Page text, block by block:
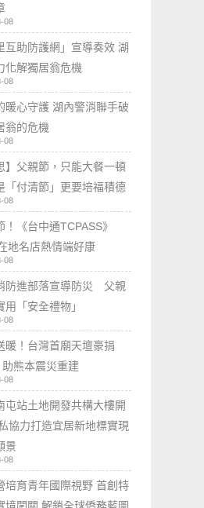
08
互助防護網」宣導奏效 湖
化解獨居翁危機
08
暖心守護 湖內警消聯手破
翁的危機
08
】父親節，只能大餐一頓
「付清節」更要培福積德
08
！《台中通TCPASS》
地名店熱情端好康
08
防進部落宣導防災 父親
用「安全禮物」
08
暖！台灣首廟天壇豪捐
助熊本震災重建
08
屯站土地開發共構大樓開
協力打造宜居新地標實現
景
08
培育青年國際視野 首創特
境闖關 解鎖全球僑務藍圖